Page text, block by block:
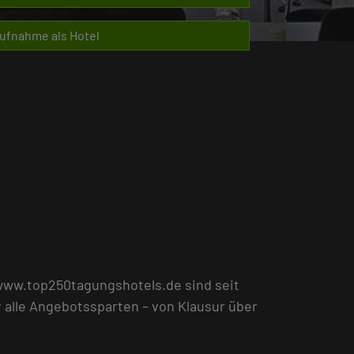
als Hotel
sind seit
Angebotssparten – von Klausur über